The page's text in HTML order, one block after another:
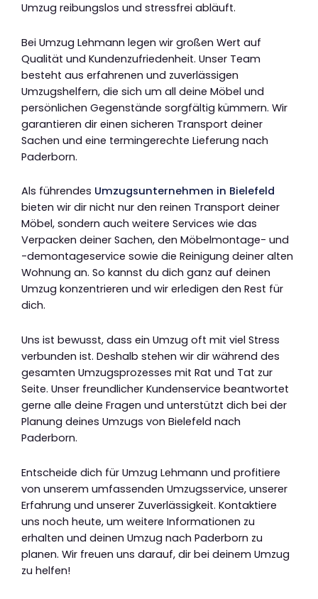
Umzug reibungslos und stressfrei abläuft.
Bei Umzug Lehmann legen wir großen Wert auf
Qualität und Kundenzufriedenheit. Unser Team
besteht aus erfahrenen und zuverlässigen
Umzugshelfern, die sich um all deine Möbel und
persönlichen Gegenstände sorgfältig kümmern. Wir
garantieren dir einen sicheren Transport deiner
Sachen und eine termingerechte Lieferung nach
Paderborn.
Als führendes Umzugsunternehmen in Bielefeld
bieten wir dir nicht nur den reinen Transport deiner
Möbel, sondern auch weitere Services wie das
Verpacken deiner Sachen, den Möbelmontage- und
-demontageservice sowie die Reinigung deiner alten
Wohnung an. So kannst du dich ganz auf deinen
Umzug konzentrieren und wir erledigen den Rest für
dich.
Uns ist bewusst, dass ein Umzug oft mit viel Stress
verbunden ist. Deshalb stehen wir dir während des
gesamten Umzugsprozesses mit Rat und Tat zur
Seite. Unser freundlicher Kundenservice beantwortet
gerne alle deine Fragen und unterstützt dich bei der
Planung deines Umzugs von Bielefeld nach
Paderborn.
Entscheide dich für Umzug Lehmann und profitiere
von unserem umfassenden Umzugsservice, unserer
Erfahrung und unserer Zuverlässigkeit. Kontaktiere
uns noch heute, um weitere Informationen zu
erhalten und deinen Umzug nach Paderborn zu
planen. Wir freuen uns darauf, dir bei deinem Umzug
zu helfen!